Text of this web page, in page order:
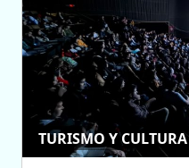
TURISMO Y CULTURA